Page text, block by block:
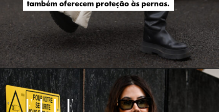
também oferecem proteção às pernas.
também oferecem proteção às pernas.